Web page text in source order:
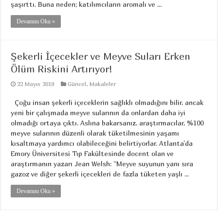
şaşırttı. Buna neden; katılımcıların aromalı ve ...
Devamını Oku »
Şekerli İçecekler ve Meyve Suları Erken
Ölüm Riskini Artırıyor!
22 Mayıs 2019 Güncel,Makaleler
Çoğu insan şekerli içeceklerin sağlıklı olmadığını bilir, ancak
yeni bir çalışmada meyve sularının da onlardan daha iyi
olmadığı ortaya çıktı. Aslına bakarsanız, araştırmacılar, %100
meyve sularının düzenli olarak tüketilmesinin yaşamı
kısaltmaya yardımcı olabileceğini belirtiyorlar. Atlanta’da
Emory Üniversitesi Tıp Fakültesinde docent olan ve
araştırmanın yazarı Jean Welsh: “Meyve suyunun yanı sıra
gazoz ve diğer şekerli içecekleri de fazla tüketen yaşlı ...
Devamını Oku »